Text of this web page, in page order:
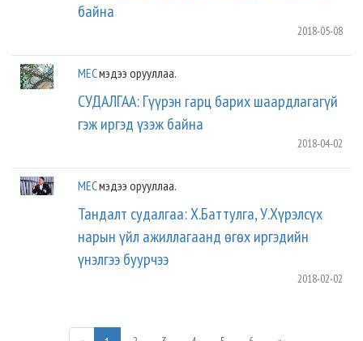
байна
2018-05-08
MECмэдээ орууллаа.
СУДАЛГАА: Гүүрэн гарц барих шаардлагагүй
гэж иргэд үзэж байна
2018-04-02
MECмэдээ орууллаа.
Тандалт судалгаа: Х.Баттулга, У.Хүрэлсүх
нарын үйл ажиллагаанд өгөх иргэдийн
үнэлгээ буурчээ
2018-02-02